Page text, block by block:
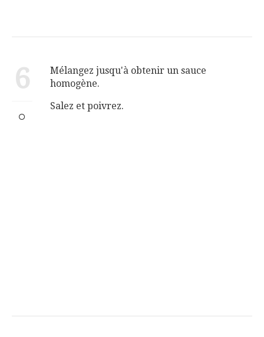
6
Mélangez jusqu'à obtenir un sauce
homogène.
Salez et poivrez.